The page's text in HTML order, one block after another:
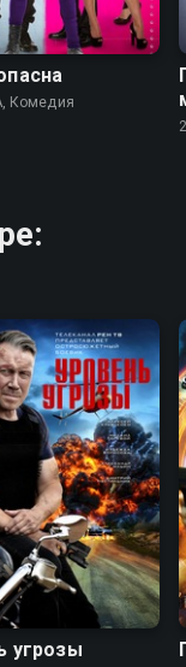
Комедия
угрозы